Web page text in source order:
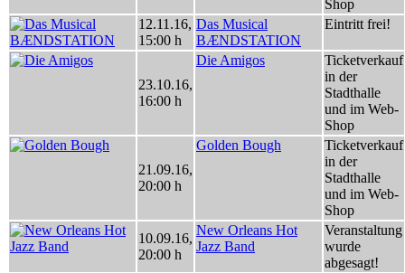
Shop
12.11.16,
15:00 h
Das Musical
BÆNDSTATION
Eintritt frei!
23.10.16,
16:00 h
Die Amigos
Ticketverkauf
in der
Stadthalle
und im Web-
Shop
21.09.16,
20:00 h
Golden Bough
Ticketverkauf
in der
Stadthalle
und im Web-
Shop
10.09.16,
20:00 h
New Orleans Hot
Jazz Band
Veranstaltung
wurde
abgesagt!